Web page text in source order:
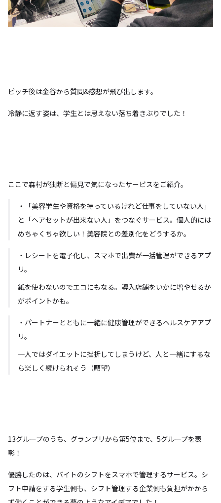
ピッチ後は金谷から質問&感想が飛び出します。
冷静に返す姿は、学生とは思えない落ち着きぶりでした！
ここで森村が独断と偏見で気になったサービスをご紹介。
・「美容学生や資格を持っているけれど仕事をしていない人」
と「ヘアセットが出来ない人」をつなぐサービス。個人的には
めちゃくちゃ欲しい！美容院との差別化をどうするか。
・レシートを電子化し、スマホで出費が一括管理ができるアプ
リ。
紙を使わないのでエコにもなる。導入店舗をいかに増やせるか
がポイントかも。
・パートナーとともに一緒に健康管理ができるヘルスケアアプ
リ。
一人ではダイエットに挫折してしまうけど、人と一緒にするな
ら楽しく続けられそう（願望）
13グループのうち、グランプリから第5位まで、5グループを表
彰！
優勝したのは、バイトのシフトをスマホで管理するサービス。シ
フト申請をする学生側も、シフト管理する企業側も負担がかから